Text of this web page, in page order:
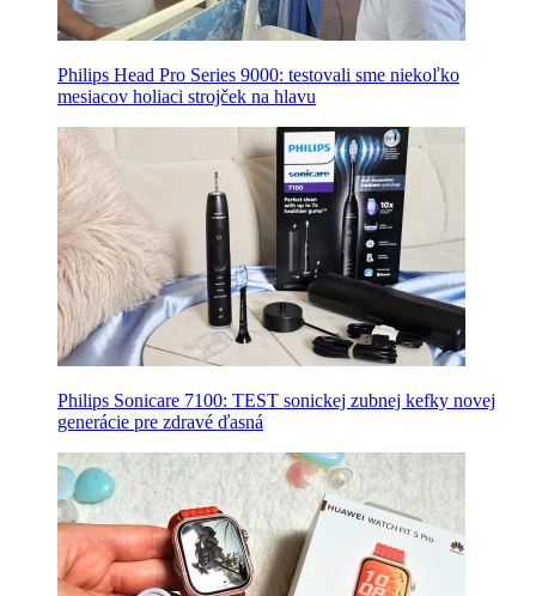
Philips Head Pro Series 9000: testovali sme niekoľko
mesiacov holiaci strojček na hlavu
Philips Sonicare 7100: TEST sonickej zubnej kefky novej
generácie pre zdravé ďasná